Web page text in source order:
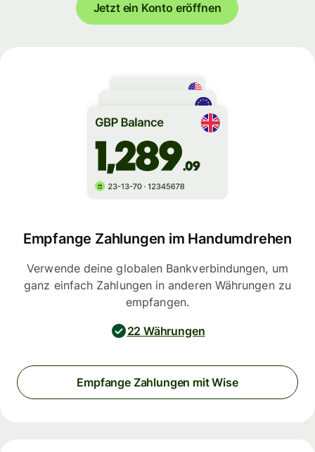
Jetzt ein Konto eröffnen
Empfange Zahlungen im Handumdrehen
Verwende deine globalen Bankverbindungen, um
ganz einfach Zahlungen in anderen Währungen zu
empfangen.
22 Währungen
Empfange Zahlungen mit Wise